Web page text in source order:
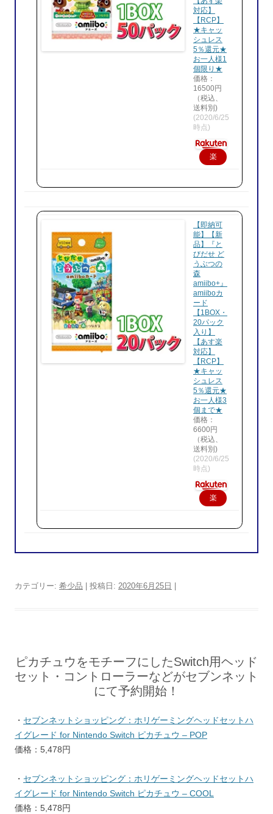
対応】
【RCP】
★キャッ
シュレス
5％還元★
お一人様1
個限り★
価格：
16500円
（税込、
送料別)
(2020/6/25
時点)
楽
で
入
【即納可
能】【新
品】『と
びだせ ど
うぶつの
森
amiibo+』
amiiboカ
ード
【1BOX・
20パック
入り】
【あす楽
対応】
【RCP】
★キャッ
シュレス
5％還元★
お一人様3
個まで★
価格：
6600円
（税込、
送料別)
(2020/6/25
時点)
楽
で
カテゴリー: 希少品 | 投稿日: 2020年6月25日
ピカチュウをモチーフにしたSwitch用ヘッド
セット・コントローラーなどがセブンネット
にて予約開始！
・ セブンネットショッピング：ホリゲーミングヘッドセットハ
イグレード for Nintendo Switch ピカチュウ – POP
価格：5,478円
・ セブンネットショッピング：ホリゲーミングヘッドセットハ
イグレード for Nintendo Switch ピカチュウ – COOL
価格：5,478円